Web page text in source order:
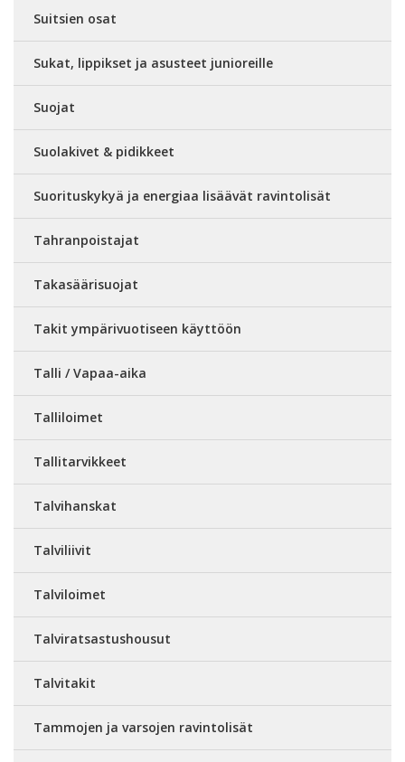
Suitsien osat
Sukat, lippikset ja asusteet junioreille
Suojat
Suolakivet & pidikkeet
Suorituskykyä ja energiaa lisäävät ravintolisät
Tahranpoistajat
Takasäärisuojat
Takit ympärivuotiseen käyttöön
Talli / Vapaa-aika
Talliloimet
Tallitarvikkeet
Talvihanskat
Talviliivit
Talviloimet
Talviratsastushousut
Talvitakit
Tammojen ja varsojen ravintolisät